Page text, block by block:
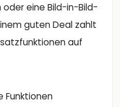
eine Bild-in-Bild-
guten Deal zahlt
auf
Funktionen